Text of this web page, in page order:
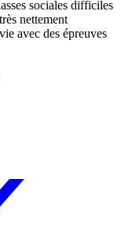
sociales difficiles
nettement
avec des épreuves